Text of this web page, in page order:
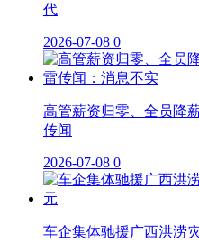
代
2026-07-08 0
高管薪资归零、全员降
传闻
2026-07-08 0
车企集体驰援广西洪涝